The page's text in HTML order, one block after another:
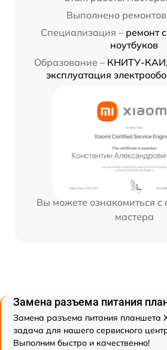
Выполнено ремонтов
Специализация – ремонт
ноутбуков
Образование – КНИТУ-КАИ,
эксплуатация
Вы можете ознакомиться с
мастера
Замена разъема питания
Замена разъема питания планшета
задача для нашего сервисного
Выполним быстро и качественно!